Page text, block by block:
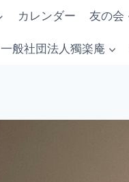
カレンダー 友の会
一般社団法人獨楽庵